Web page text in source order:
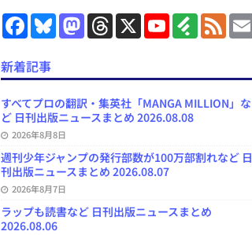
F
a
e
b
o
o
k
B
l
k
y
M
a
d
o
n
T
h
d
s
X
Y
o
b
e
C
h
n
e
F
e
y
F
e
新着記事
すべてプロの翻訳・集英社「MANGA MILLION」な
ど 日刊出版ニュースまとめ 2026.08.08
2026年8月8日
週刊少年ジャンプの発行部数が100万部割れなど 日
刊出版ニュースまとめ 2026.08.07
2026年8月7日
ラップも読書など 日刊出版ニュースまとめ
2026.08.06